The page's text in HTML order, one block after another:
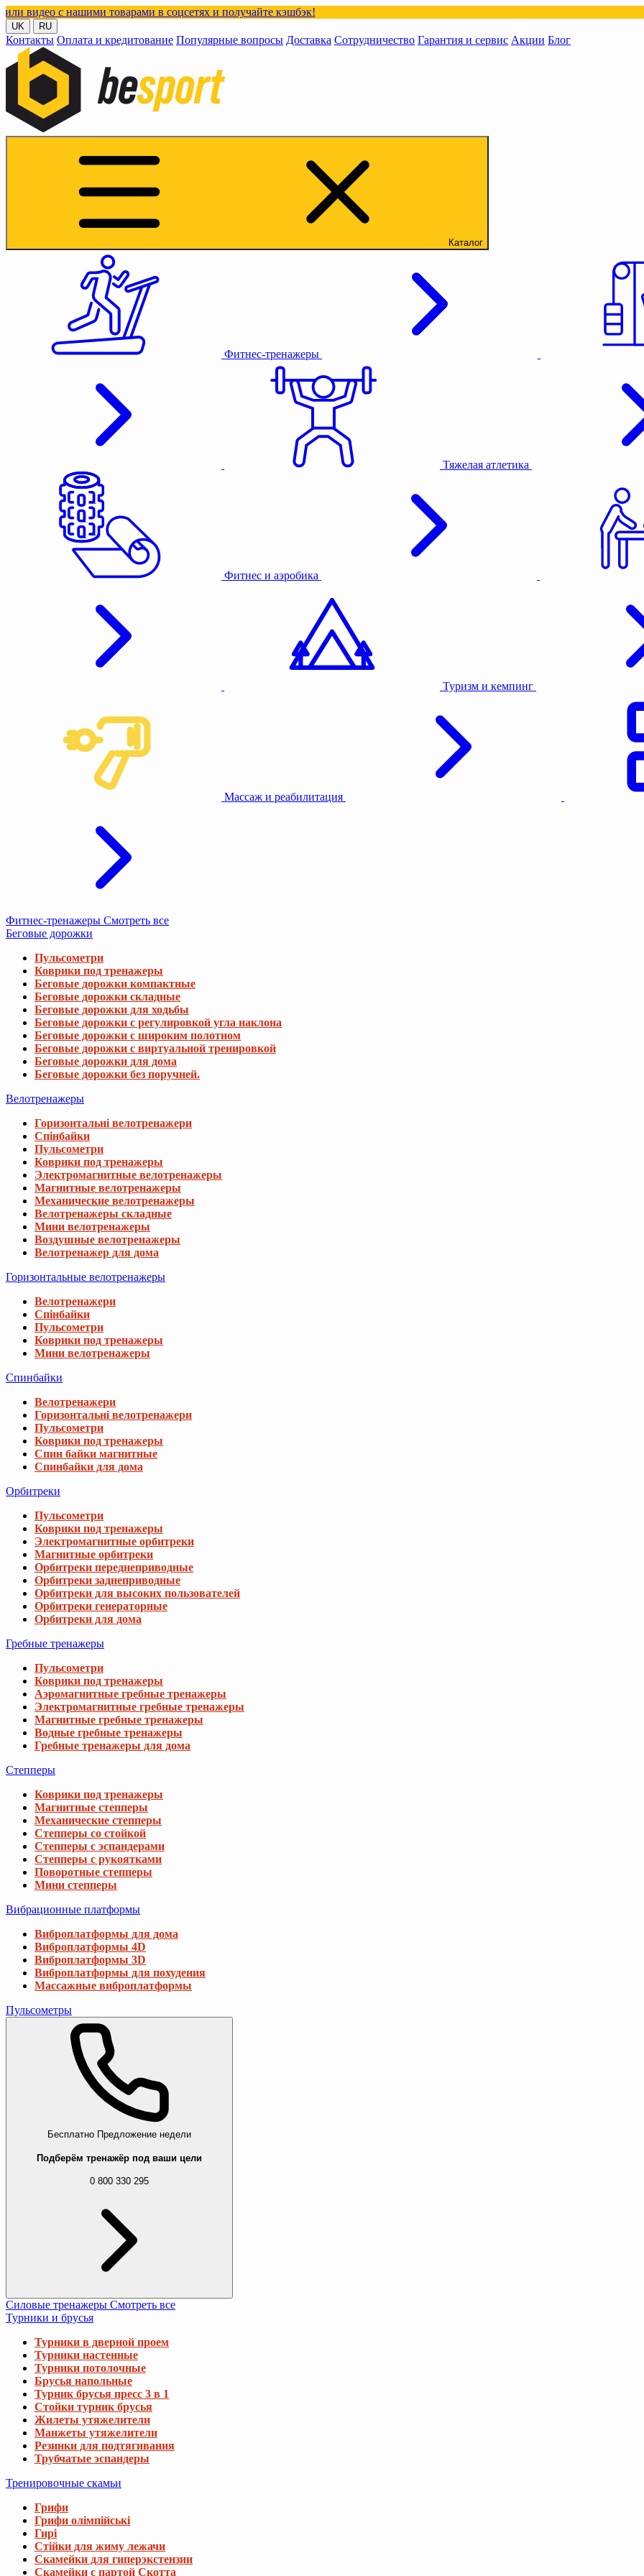
товарами в соцсетях и получайте кэшбэк!
UK RU
Контакты Оплата и кредитование Популярные вопросы Доставка Сотрудничество Гарантия и сервис Акции Блог
Каталог
Фитнес-тренажеры
Тяжелая атлетика
Фитнес и аэробика
Туризм и кемпинг
Массаж и реабилитация
Фитнес-тренажеры Смотреть все
Беговые дорожки
Пульсометри
Коврики под тренажеры
Беговые дорожки компактные
Беговые дорожки складные
Беговые дорожки для ходьбы
Беговые дорожки с регулировкой угла наклона
Беговые дорожки с широким полотном
Беговые дорожки с виртуальной тренировкой
Беговые дорожки для дома
Беговые дорожки без поручней.
Велотренажеры
Горизонтальні велотренажери
Спінбайки
Пульсометри
Коврики под тренажеры
Электромагнитные велотренажеры
Магнитные велотренажеры
Механические велотренажеры
Велотренажеры складные
Мини велотренажеры
Воздушные велотренажеры
Велотренажер для дома
Горизонтальные велотренажеры
Велотренажери
Спінбайки
Пульсометри
Коврики под тренажеры
Мини велотренажеры
Спинбайки
Велотренажери
Горизонтальні велотренажери
Пульсометри
Коврики под тренажеры
Спин байки магнитные
Спинбайки для дома
Орбитреки
Пульсометри
Коврики под тренажеры
Электромагнитные орбитреки
Магнитные орбитреки
Орбитреки переднеприводные
Орбитреки заднеприводные
Орбитреки для высоких пользователей
Орбитреки генераторные
Орбитреки для дома
Гребные тренажеры
Пульсометри
Коврики под тренажеры
Аэромагнитные гребные тренажеры
Электромагнитные гребные тренажеры
Магнитные гребные тренажеры
Водные гребные тренажеры
Гребные тренажеры для дома
Степперы
Коврики под тренажеры
Магнитные степперы
Механические степперы
Степперы со стойкой
Степперы с эспандерами
Степперы с рукоятками
Поворотные степперы
Мини степперы
Вибрационные платформы
Виброплатформы для дома
Виброплатформы 4D
Виброплатформы 3D
Виброплатформы для похудения
Массажные виброплатформы
Пульсометры
Бесплатно Предложение недели
Подберём тренажёр под ваши цели
0 800 330 295
Силовые тренажеры Смотреть все
Турники и брусья
Турники в дверной проем
Турники настенные
Турники потолочные
Брусья напольные
Турник брусья пресс 3 в 1
Стойки турник брусья
Жилеты утяжелители
Манжеты утяжелители
Резинки для подтягивания
Трубчатые эспандеры
Тренировочные скамьи
Грифи
Грифи олімпійські
Гирі
Стійки для жиму лежачи
Скамейки для гиперэкстензии
Скамейки с партой Скотта